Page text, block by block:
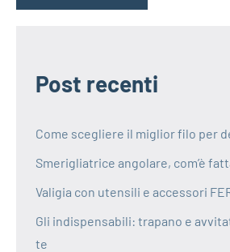
Post recenti
Come scegliere il miglior filo per
Smerigliatrice angolare, com’è
Valigia con utensili e accessori
Gli indispensabili: trapano e
te